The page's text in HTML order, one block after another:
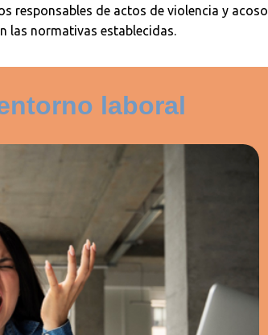
responsables de actos de violencia y acoso,
las normativas establecidas.
laboral